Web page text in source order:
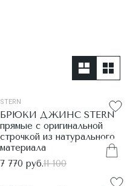
STERN
БРЮКИ ДЖИНС STERN
прямые с оригинальной
строчкой из натурального
материала
7 770 руб.11 100